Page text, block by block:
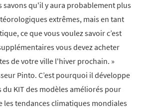
savons qu'il y aura probablement plus
extrêmes, mais en tant
ce que vous voulez savoir c’est
vous devez acheter
de votre ville l'hiver prochain. »
Pinto. C’est pourquoi il développe
du KIT des modèles améliorés pour
les tendances climatiques mondiales